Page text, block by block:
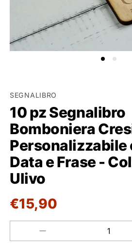
SEGNALIBRO
10 pz Segnalibro
Bomboniera
Personalizzabile
Data e Frase -
Ulivo
€15,90
Diminuisci
quantità